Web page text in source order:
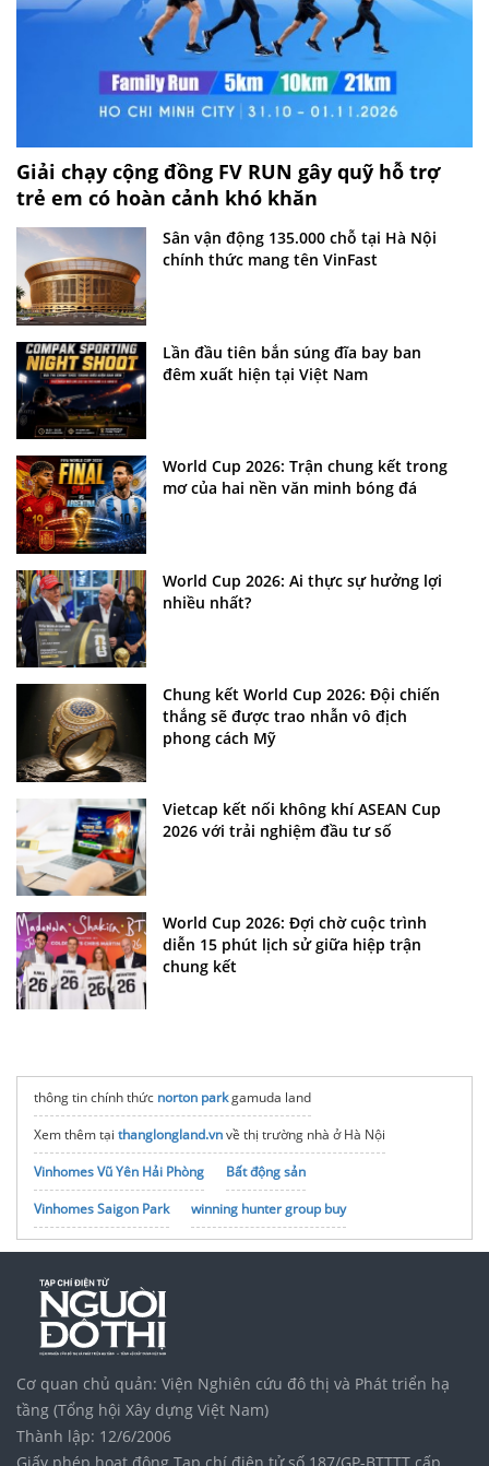
Giải chạy cộng đồng FV RUN gây quỹ hỗ trợ
trẻ em có hoàn cảnh khó khăn
Sân vận động 135.000 chỗ tại Hà Nội
chính thức mang tên VinFast
Lần đầu tiên bắn súng đĩa bay ban
đêm xuất hiện tại Việt Nam
World Cup 2026: Trận chung kết trong
mơ của hai nền văn minh bóng đá
World Cup 2026: Ai thực sự hưởng lợi
nhiều nhất?
Chung kết World Cup 2026: Đội chiến
thắng sẽ được trao nhẫn vô địch
phong cách Mỹ
Vietcap kết nối không khí ASEAN Cup
2026 với trải nghiệm đầu tư số
World Cup 2026: Đợi chờ cuộc trình
diễn 15 phút lịch sử giữa hiệp trận
chung kết
thông tin chính thức norton parkgamuda land
Xem thêm tại thanglongland.vnvề thị trường nhà ở Hà Nội
Vinhomes Vũ Yên Hải Phòng
Bất động sản
Vinhomes Saigon Park
winning hunter group buy
Dự ánVinhomes Hạ Long
noxh K Home Avenue Nhơn Trạch
phần mềm quản lý bán hàng nội thất
Quà tặng doanh nghiệp
Cơ quan chủ quản: Viện Nghiên cứu đô thị và Phát triển hạ
tầng (Tổng hội Xây dựng Việt Nam)
Thành lập: 12/6/2006